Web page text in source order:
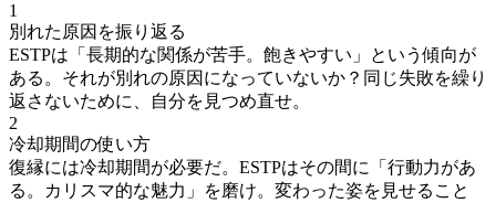
1
別れた原因を振り返る
ESTPは「長期的な関係が苦手。飽きやすい」という傾向が
ある。それが別れの原因になっていないか？同じ失敗を繰り
返さないために、自分を見つめ直せ。
2
冷却期間の使い方
復縁には冷却期間が必要だ。ESTPはその間に「行動力があ
る。カリスマ的な魅力」を磨け。変わった姿を見せること